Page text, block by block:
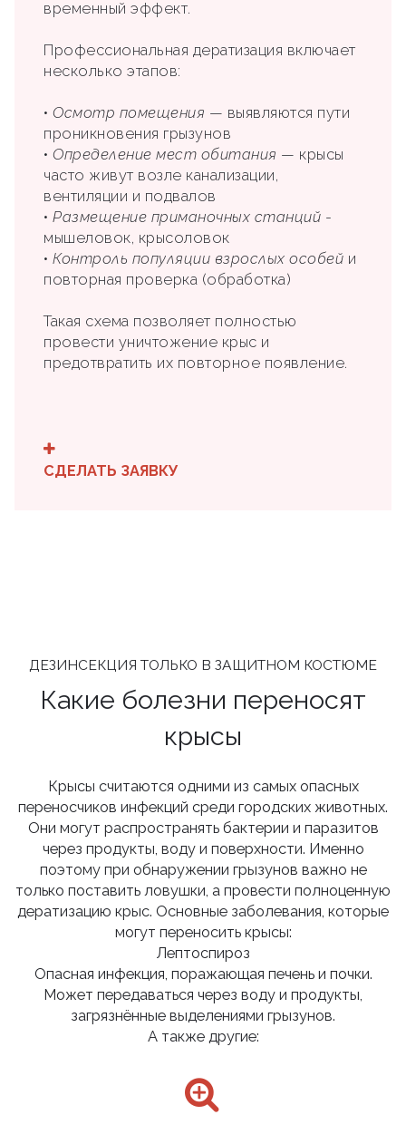
временный эффект.
Профессиональная дератизация включает
несколько этапов:
• Осмотр помещения — выявляются пути
проникновения грызунов
• Определение мест обитания — крысы
часто живут возле канализации,
вентиляции и подвалов
• Размещение приманочных станций -
мышеловок, крысоловок
• Контроль популяции взрослых особей и
повторная проверка (обработка)
Такая схема позволяет полностью
провести уничтожение крыс и
предотвратить их повторное появление.
СДЕЛАТЬ ЗАЯВКУ
ДЕЗИНСЕКЦИЯ ТОЛЬКО В ЗАЩИТНОМ КОСТЮМЕ
Какие болезни переносят
крысы
Крысы считаются одними из самых опасных
переносчиков инфекций среди городских животных.
Они могут распространять бактерии и паразитов
через продукты, воду и поверхности. Именно
поэтому при обнаружении грызунов важно не
только поставить ловушки, а провести полноценную
дератизацию крыс. Основные заболевания, которые
могут переносить крысы:
Лептоспироз
Опасная инфекция, поражающая печень и почки.
Может передаваться через воду и продукты,
загрязнённые выделениями грызунов.
А также другие: